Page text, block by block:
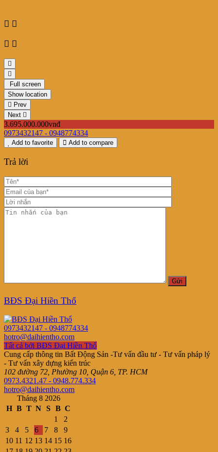
Full screen
Show location
Prev
Next
3.695.000.000vnđ
0973432147 - 0948774334
Add to favorite Add to compare
Trả lời
BĐS Đại Hiền Thổ
0973432147 - 0948774334
hotro@daihientho.com
Tất cả bởi BĐS Đại Hiền Thổ
Cung cấp thông tin Bất Động Sản -Tư vấn đầu tư - Tư vấn pháp lý
- Tư vấn xây dựng kiến trúc
102 đường 72, Phường 10, Quận 6, TP. HCM
0973.4321.47 - 0948.774.334
hotro@daihientho.com
Tháng 8 2026
H B T N S B C
1
2
3
4 5 6 7 8
9
10 11 12 13 14 15 16